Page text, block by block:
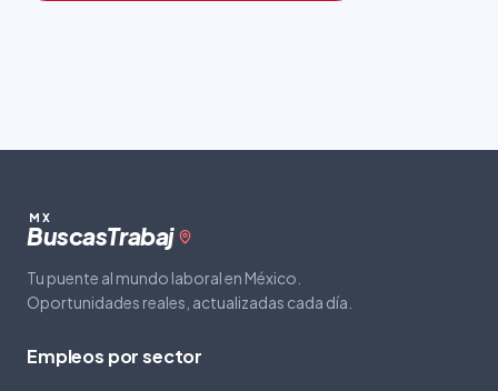
MX
BuscasTrabaj
Tu puente al mundo laboral en México.
Oportunidades reales, actualizadas cada día.
Empleos por sector